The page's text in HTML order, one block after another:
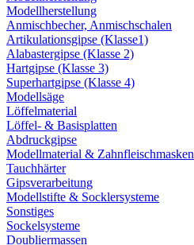
Modellherstellung
Anmischbecher, Anmischschalen
Artikulationsgipse (Klasse1)
Alabastergipse (Klasse 2)
Hartgipse (Klasse 3)
Superhartgipse (Klasse 4)
Modellsäge
Löffelmaterial
Löffel- & Basisplatten
Abdruckgipse
Modellmaterial & Zahnfleischmasken
Tauchhärter
Gipsverarbeitung
Modellstifte & Socklersysteme
Sonstiges
Sockelsysteme
Doubliermassen